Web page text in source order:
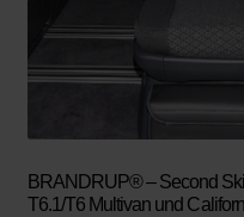
BRANDRUP® – Second
T6.1/T6 Multivan und